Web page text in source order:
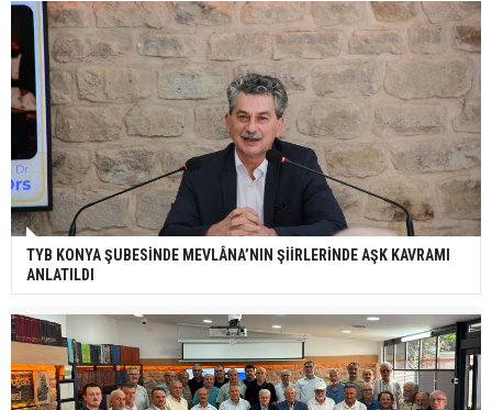
TYB KONYA ŞUBESİNDE MEVLÂNA’NIN ŞİİRLERİNDE AŞK KAVRAMI
ANLATILDI